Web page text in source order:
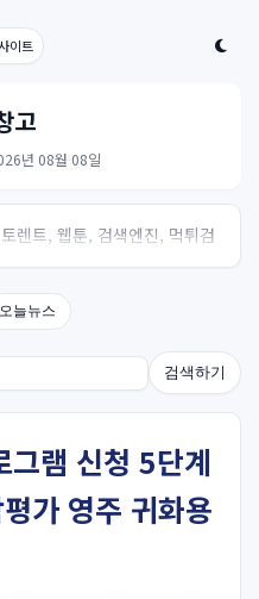
이트
고
년 08월 08일
렌트, 웹툰, 검색엔진, 먹튀검
링크사이트! 여기여
오늘뉴스
검색하기
램 신청 5단계
가 영주 귀화용